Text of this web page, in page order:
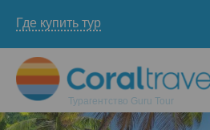
Где купить тур
Турагентство Guru Tour